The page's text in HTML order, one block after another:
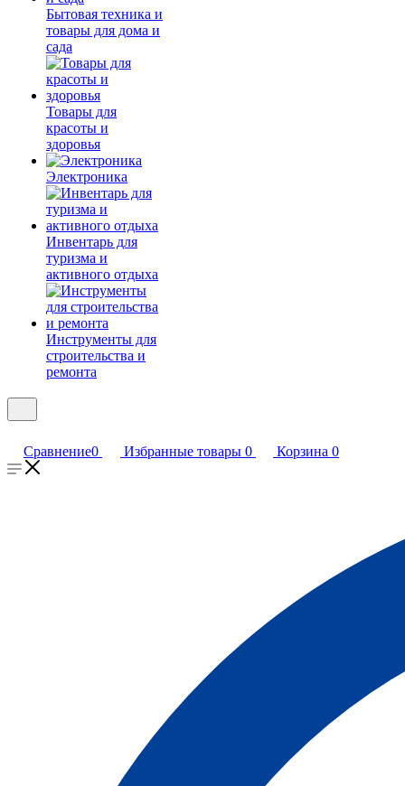
Бытовая техника и
товары для дома и
сада
Товары для
красоты и
здоровья
Электроника
Инвентарь для
туризма и
активного отдыха
Инструменты для
строительства и
ремонта
Сравнение0 Избранные товары 0 Корзина 0